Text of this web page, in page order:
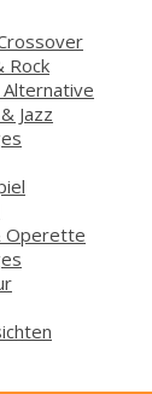
Rock
Jazz
Operette